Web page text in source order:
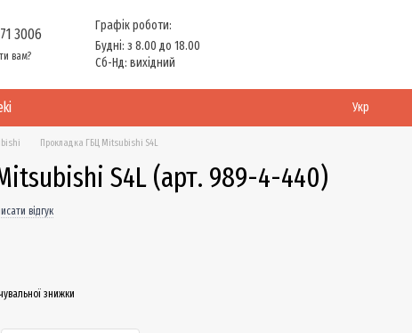
3006
вам?
Графік роботи:
Будні: з 8.00 до 18.00
Сб-Нд: вихідний
Укр
Прокладка ГБЦ Mitsubishi S4L
S4L (арт. 989-4-440)
відгук
знижки